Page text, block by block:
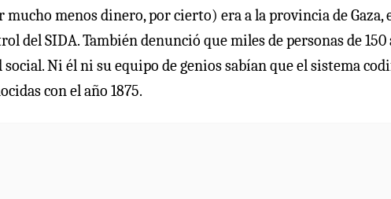
menos dinero, por cierto) era a la provincia de Gaza,
del SIDA. También denunció que miles de personas de 150
Ni él ni su equipo de genios sabían que el sistema
con el año 1875.